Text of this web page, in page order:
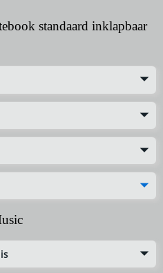
standaard inklapbaar